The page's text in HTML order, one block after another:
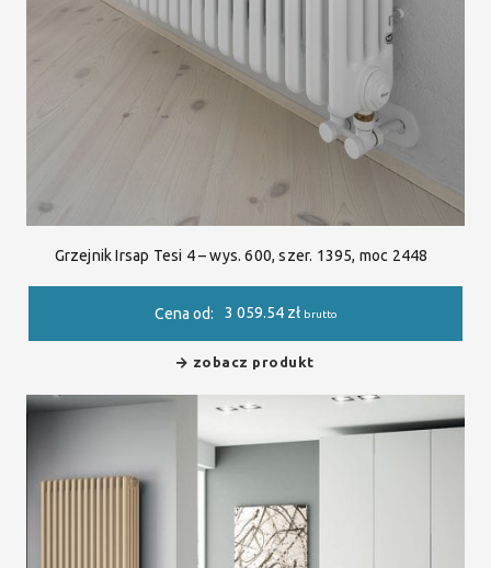
Grzejnik Irsap Tesi 4 – wys. 600, szer. 1395, moc 2448
Cena od: 3 059.54 zł brutto
zobacz produkt